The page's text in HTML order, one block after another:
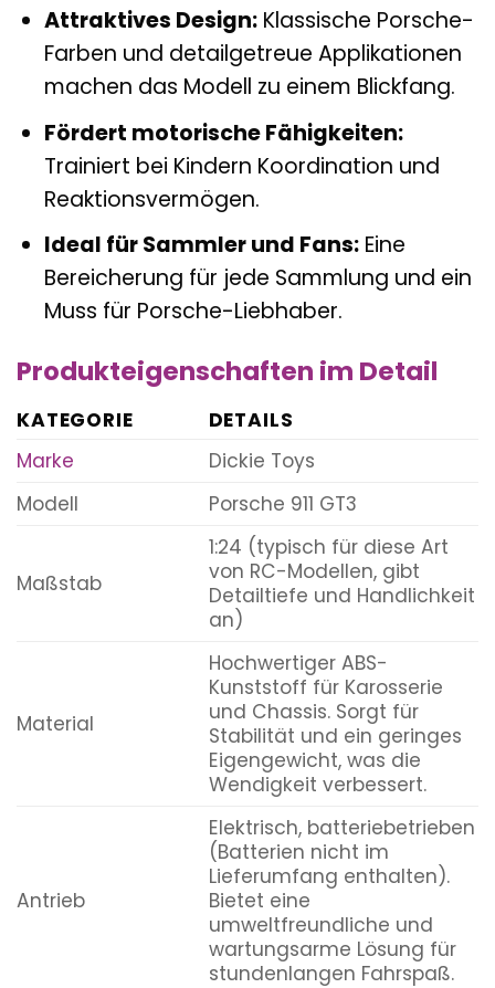
Attraktives Design:Klassische Porsche-
Farben und detailgetreue Applikationen
machen das Modell zu einem Blickfang.
Fördert motorische Fähigkeiten:
Trainiert bei Kindern Koordination und
Reaktionsvermögen.
Ideal für Sammler und Fans:Eine
Bereicherung für jede Sammlung und ein
Muss für Porsche-Liebhaber.
Produkteigenschaften im Detail
KATEGORIE
DETAILS
Marke
Dickie Toys
Modell
Porsche 911 GT3
Maßstab
1:24 (typisch für diese Art
von RC-Modellen, gibt
Detailtiefe und Handlichkeit
an)
Material
Hochwertiger ABS-
Kunststoff für Karosserie
und Chassis. Sorgt für
Stabilität und ein geringes
Eigengewicht, was die
Wendigkeit verbessert.
Antrieb
Elektrisch, batteriebetrieben
(Batterien nicht im
Lieferumfang enthalten).
Bietet eine
umweltfreundliche und
wartungsarme Lösung für
stundenlangen Fahrspaß.